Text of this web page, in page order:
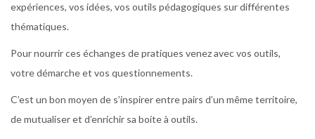
expériences, vos idées, vos outils pédagogiques sur différentes
thématiques.
Pour nourrir ces échanges de pratiques venez avec vos outils,
votre démarche et vos questionnements.
C’est un bon moyen de s’inspirer entre pairs d’un même territoire,
de mutualiser et d’enrichir sa boite à outils.